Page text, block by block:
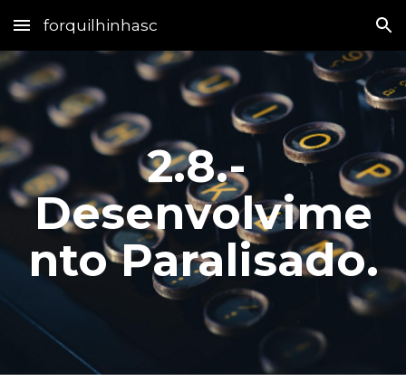
Skip to main content Skip to navigation
forquilhinhasc
2.8.-
Desenvolvime
nto Paralisado.